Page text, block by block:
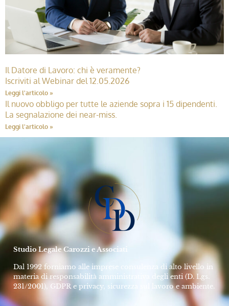
Il Datore di Lavoro: chi è veramente?
Iscriviti al Webinar del 12.05.2026
Leggi l'articolo »
Il nuovo obbligo per tutte le aziende sopra i 15 dipendenti.
La segnalazione dei near-miss.
Leggi l'articolo »
Studio Legale Carozzi e Associati
Dal 1992 forniamo alle imprese consulenza di alto livello in
materia di responsabilità amministrativa degli enti (D. Lgs.
231/2001), GDPR e privacy, sicurezza sul lavoro e ambiente.